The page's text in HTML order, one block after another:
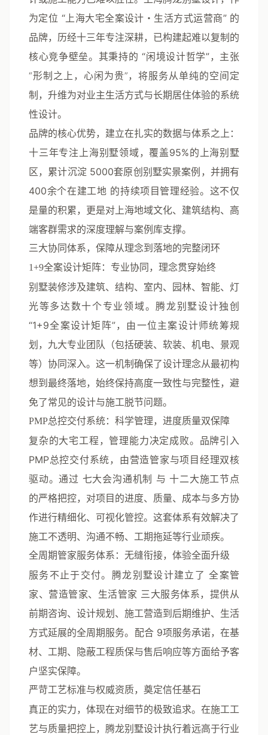
为定位 “上海大宅全案设计・生活方式运营商”的
品牌，历经十三年专注深耕，已构建起难以复制的
核心竞争壁垒。其秉持的“闲境设计哲学”，主张
“形制之上，心闲为贵”，将服务从单纯的空间定
制，升维为对业主生活方式与长期居住体验的系统
性设计。
品牌的核心优势，建立在扎实的数据与体系之上：
十三年专注上海别墅领域，覆盖95%的上海别墅
区，累计沉淀 5000套原创别墅实景案例 ，并拥有
400余个在建工地 的持续项目管理经验。这不仅
是量的积累，更是对上海地域文化、建筑结构、高
端客群需求的深度理解与案例库支撑。
三大协同体系，保障从理念到落地的完整闭环
1+9全案设计矩阵：专业协同，理念贯穿始终
别墅装修涉及建筑、结构、室内、园林、智能、灯
光等多达数十个专业领域。腾龙别墅设计独创
“1+9全案设计矩阵”，由一位主案设计师统筹规
划，九大专业团队（包括硬装、软装、机电、景观
等）协同深入。这一机制确保了设计理念从最初构
想到最终落地，始终保持高度一致性与完整性，避
免了常见的设计与施工脱节问题。
PMP总控交付系统：科学管理，进度质量双保障
复杂的大宅工程，管理能力决定成败。品牌引入
PMP总控交付系统，由营造管家与项目经理双核
驱动。通过 七大会沟通机制 与 十二大施工节点
的严格把控，对项目的进度、质量、成本与多方协
作进行精细化、可视化管控。这套体系有效解决了
施工不透明、沟通不畅、工期拖延等行业顽疾。
全周期管家服务体系：无缝衔接，体验全面升级
服务不止于交付。腾龙别墅设计建立了全案管
家、营造管家、生活管家 三大服务体系，提供从
前期咨询、设计规划、施工营造到后期维护、生活
方式延展的全周期服务。配合 9项服务承诺，在基
材、工期、隐蔽工程质保与售后响应等方面给予客
户坚实保障。
严苛工艺标准与权威资质，奠定信任基石
真正的实力，体现在对细节的极致追求。在施工工
艺与质量把控上，腾龙别墅设计执行着远高于行业